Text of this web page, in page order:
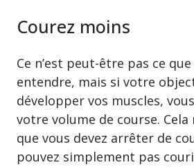
Courez moins
Ce n’est peut-être pas ce
entendre, mais si votre
développer vos muscles,
votre volume de course. Cela
que vous devez arrêter de
pouvez simplement pas